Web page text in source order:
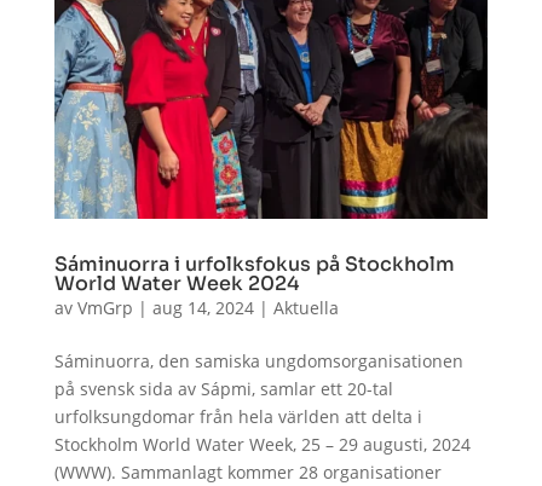
Sáminuorra i urfolksfokus på Stockholm
World Water Week 2024
av VmGrp | aug 14, 2024| Aktuella
Sáminuorra, den samiska ungdomsorganisationen
på svensk sida av Sápmi, samlar ett 20-tal
urfolksungdomar från hela världen att delta i
Stockholm World Water Week, 25 – 29 augusti, 2024
(WWW). Sammanlagt kommer 28 organisationer